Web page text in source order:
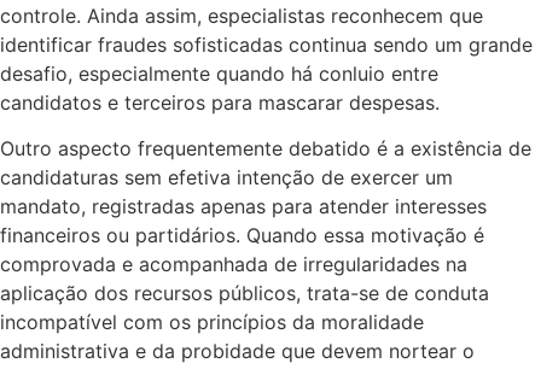
controle. Ainda assim, especialistas reconhecem que
identificar fraudes sofisticadas continua sendo um grande
desafio, especialmente quando há conluio entre
candidatos e terceiros para mascarar despesas.
Outro aspecto frequentemente debatido é a existência de
candidaturas sem efetiva intenção de exercer um
mandato, registradas apenas para atender interesses
financeiros ou partidários. Quando essa motivação é
comprovada e acompanhada de irregularidades na
aplicação dos recursos públicos, trata-se de conduta
incompatível com os princípios da moralidade
administrativa e da probidade que devem nortear o